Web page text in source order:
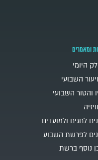
ומאמרים
היומי
השבועי
והטור השבועי
לחגים ולמועדים
לפרשת השבוע
נוסף ברשת